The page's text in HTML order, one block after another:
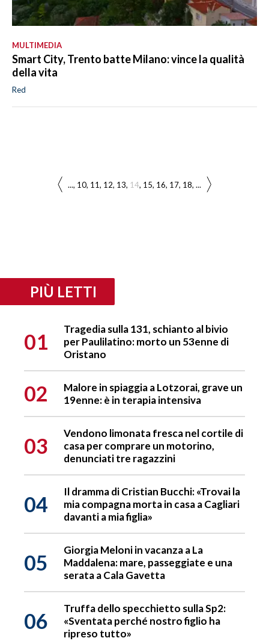
MULTIMEDIA
Smart City, Trento batte Milano: vince la qualità
della vita
Red
... 10 11 12 13 14 15 16 17 18 ...
PIÙ LETTI
01
Tragedia sulla 131, schianto al bivio
per Paulilatino: morto un 53enne di
Oristano
02
Malore in spiaggia a Lotzorai, grave un
19enne: è in terapia intensiva
03
Vendono limonata fresca nel cortile di
casa per comprare un motorino,
denunciati tre ragazzini
04
Il dramma di Cristian Bucchi: «Trovai la
mia compagna morta in casa a Cagliari
davanti a mia figlia»
05
Giorgia Meloni in vacanza a La
Maddalena: mare, passeggiate e una
serata a Cala Gavetta
06
Truffa dello specchietto sulla Sp2:
«Sventata perché nostro figlio ha
ripreso tutto»